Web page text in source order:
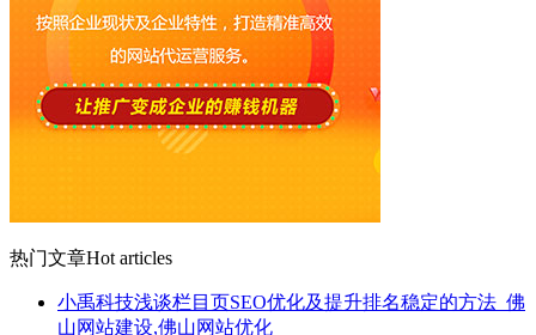
热门文章Hot articles
小禹科技浅谈栏目页SEO优化及提升排名稳定的方法_佛
山网站建设,佛山网站优化